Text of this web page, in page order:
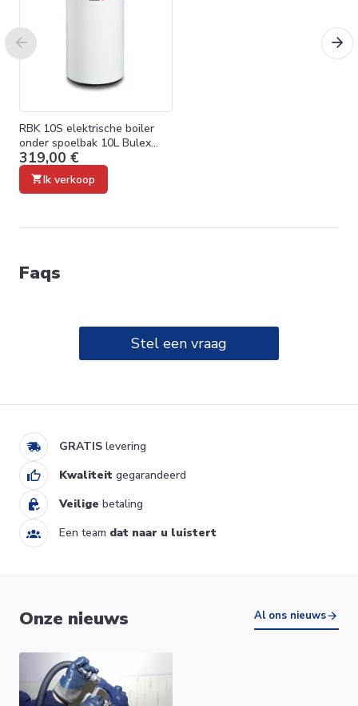
RBK 10S elektrische boiler
onder spoelbak 10L Bulex
B01141001
319,00 €
Ik verkoop
RBK 15S elektrische boiler
wandketel 50L Atlantic
153105
514,25 €
Ik verkoop
Faqs
Stel een vraag
GRATIS levering
Kwaliteit gegarandeerd
Veilige betaling
Een team dat naar u luistert
Onze nieuws Al ons nieuws